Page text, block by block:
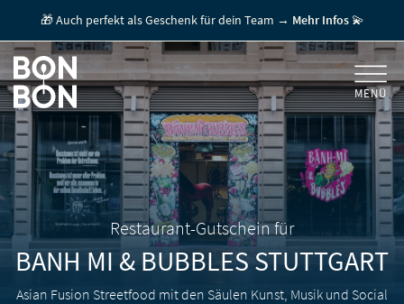
GUTSCHEIN EINLÖSEN
+
FÜR FIRMEN/ MITARBEITERGESCHENK
+
GESCHENKGUTSCHEINE
FÜR GASTRONOMEN
🎁 Auch perfekt als Geschenk für dein Team → Mehr Infos💫
MENÜ
Asian Fusion Streetfood mit den Säulen Kunst, Musik und Social
Restaurant-Gutschein für
BANH MI & BUBBLESSTUTTGART